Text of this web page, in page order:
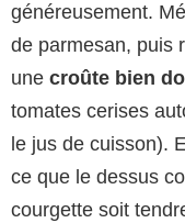
généreusement.
de parmesan, puis
une croûte bien
tomates cerises
le jus de cuisson).
ce que le dessus
courgette soit